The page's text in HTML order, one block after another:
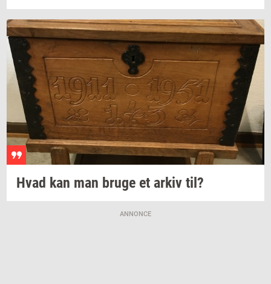
Hvad kan man bruge et arkiv til?
ANNONCE